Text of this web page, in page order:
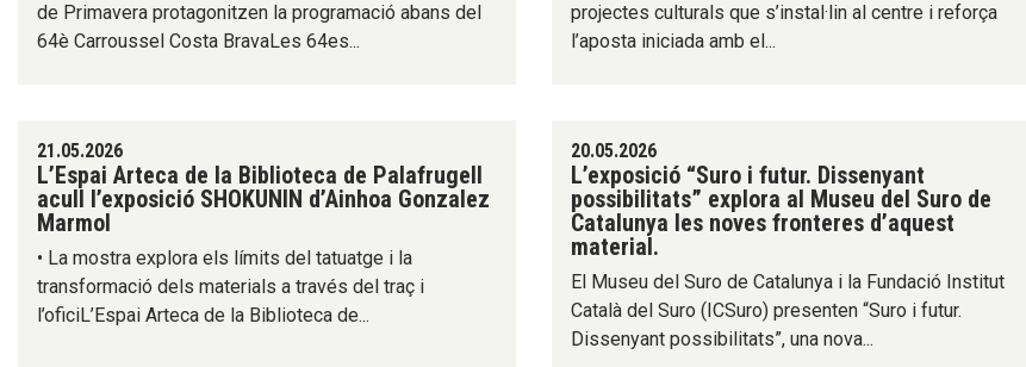
de Primavera protagonitzen la programació abans del
64è Carroussel Costa BravaLes 64es...
projectes culturals que s’instal·lin al centre i reforça
l’aposta iniciada amb el...
21.05.2026
L’Espai Arteca de la Biblioteca de Palafrugell
acull l’exposició SHOKUNIN d’Ainhoa Gonzalez
Marmol
• La mostra explora els límits del tatuatge i la
transformació dels materials a través del traç i
l’oficiL’Espai Arteca de la Biblioteca de...
20.05.2026
L’exposició “Suro i futur. Dissenyant
possibilitats” explora al Museu del Suro de
Catalunya les noves fronteres d’aquest
material.
El Museu del Suro de Catalunya i la Fundació Institut
Català del Suro (ICSuro) presenten “Suro i futur.
Dissenyant possibilitats”, una nova...